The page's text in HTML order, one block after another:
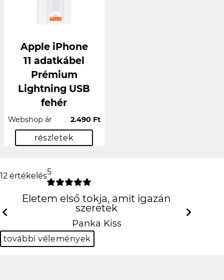
Apple iPhone
11 adatkábel
Prémium
Lightning USB
fehér
Webshop ár 2.490 Ft
részletek
12 értékelés5
Életem első tokja, amit igazán szeretek
Panka Kiss